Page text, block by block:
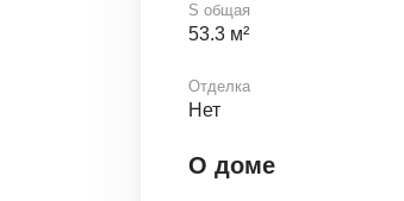
S общая
53.3 м²
Отделка
Нет
О доме